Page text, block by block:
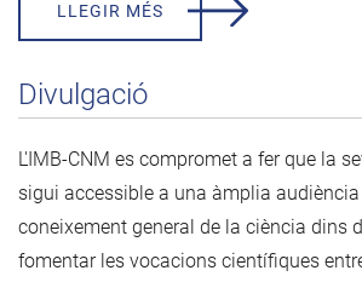
LLEGIR MÉS
Divulgació
L'IMB-CNM es compromet a fer que la
sigui accessible a una àmplia
coneixement general de la ciència dins
fomentar les vocacions científiques